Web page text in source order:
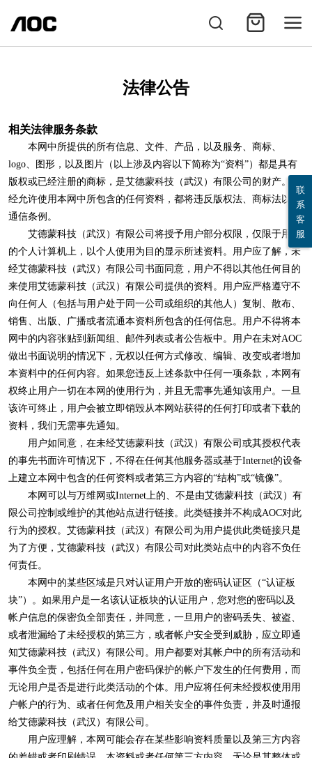
法律公告
相关法律服务条款
本网中所提供的所有信息、文件、产品，以及服务、商标、
logo、图形，以及图片（以上涉及内容以下简称为“资料”）都是具有
版权或已经注册的商标，是艾德蒙科技（武汉）有限公司的财产。未
经允许使用本网中所包含的任何资料，都将违反版权法、商标法以及
通信条例。
艾德蒙科技（武汉）有限公司将授予用户部分权限，仅限于用户
的个人计算机上，以个人使用为目的显示所述资料。用户应了解，未
经艾德蒙科技（武汉）有限公司书面同意，用户不得以其他任何目的
来使用艾德蒙科技（武汉）有限公司提供的资料。用户应严格遵守不
向任何人（包括与用户处于同一公司或组织的其他人）复制、散布、
销售、出版、广播或者流通本资料所包含的任何信息。用户不得将本
网中的内容张贴到新闻组、邮件列表或者公告板中。用户在未对AOC
做出书面说明的情况下，无权以任何方式修改、编辑、改变或者增加
本资料中的任何内容。如果您违反上述条款中任何一项条款，本网有
权终止用户一切在本网的使用行为，并且无需事先通知该用户。一旦
该许可终止，用户会被立即销毁从本网站获得的任何打印或者下载的
资料，我们无需事先通知。
用户如同意，在未经艾德蒙科技（武汉）有限公司或其授权代表
的事先书面许可情况下，不得在任何其他服务器或基于Internet的设备
上建立本网中包含的任何资料或者第三方内容的“结构”或“镜像”。
本网可以与万维网或Internet上的、不是由艾德蒙科技（武汉）有
限公司控制或维护的其他站点进行链接。此类链接并不构成AOC对此
行为的授权。艾德蒙科技（武汉）有限公司为用户提供此类链接只是
为了方便，艾德蒙科技（武汉）有限公司对此类站点中的内容不负任
何责任。
本网中的某些区域是只对认证用户开放的密码认证区（“认证板
块”）。如果用户是一名该认证板块的认证用户，您对您的密码以及
帐户信息的保密负全部责任，并同意，一旦用户的密码丢失、被盗、
或者泄漏给了未经授权的第三方，或者帐户安全受到威胁，应立即通
知艾德蒙科技（武汉）有限公司。用户都要对其帐户中的所有活动和
事件负全责，包括任何在用户密码保护的帐户下发生的任何费用，而
无论用户是否是进行此类活动的个体。用户应将任何未经授权使用用
户帐户的行为、或者任何危及用户相关安全的事件负责，并及时通报
给艾德蒙科技（武汉）有限公司。
用户应理解，本网可能会存在某些影响资料质量以及第三方内容
联
系
客
服